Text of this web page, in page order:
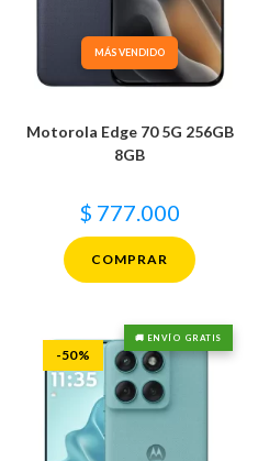
MÁS VENDIDO
Motorola Edge 70 5G 256GB
8GB
$ 777.000
COMPRAR
🚚 ENVÍO GRATIS
-50%